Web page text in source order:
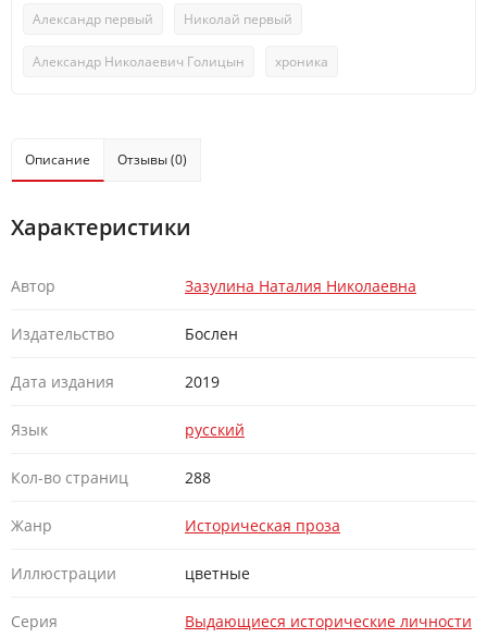
Александр первый Николай первый
Александр Николаевич Голицын хроника
Описание Отзывы (0)
Характеристики
Автор Зазулина Наталия Николаевна
Издательство Бослен
Дата издания 2019
Язык русский
Кол-во страниц 288
Жанр Историческая проза
Иллюстрации цветные
Серия Выдающиеся исторические личности